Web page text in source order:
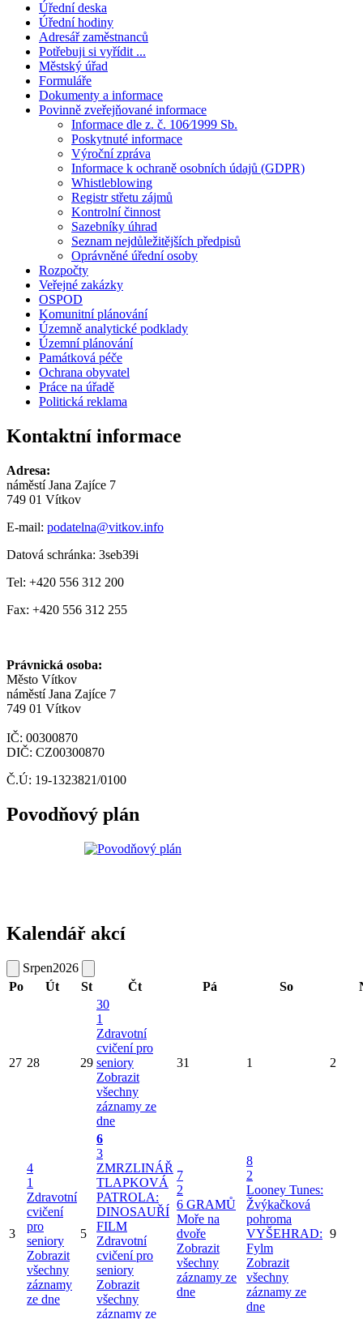
Úřední deska
Úřední hodiny
Adresář zaměstnanců
Potřebuji si vyřídit ...
Městský úřad
Formuláře
Dokumenty a informace
Povinně zveřejňované informace
Informace dle z. č. 106⁄1999 Sb.
Poskytnuté informace
Výroční zpráva
Informace k ochraně osobních údajů (GDPR)
Whistleblowing
Registr střetu zájmů
Kontrolní činnost
Sazebníky úhrad
Seznam nejdůležitějších předpisů
Oprávněné úřední osoby
Rozpočty
Veřejné zakázky
OSPOD
Komunitní plánování
Územně analytické podklady
Územní plánování
Památková péče
Ochrana obyvatel
Práce na úřadě
Politická reklama
Kontaktní informace
Adresa:
náměstí Jana Zajíce 7
749 01 Vítkov
E-mail: podatelna@vitkov.info
Datová schránka: 3seb39i
Tel: +420 556 312 200
Fax: +420 556 312 255
Právnická osoba:
Město Vítkov
náměstí Jana Zajíce 7
749 01 Vítkov
IČ: 00300870
DIČ: CZ00300870
Č.Ú: 19-1323821/0100
Povodňový plán
Kalendář akcí
Srpen2026
Po
Út St Čt Pá So
27 28 29
30
1
Zdravotní
cvičení pro
seniory
Zobrazit
všechny
záznamy ze
dne
31 1 2
3
4
1
Zdravotní
cvičení
pro
seniory
Zobrazit
všechny
záznamy
ze dne
5
6
3
ZMRZLINÁŘ
TLAPKOVÁ
PATROLA:
DINOSAUŘÍ
FILM
Zdravotní
cvičení pro
seniory
Zobrazit
všechny
záznamy ze
7
2
6 GRAMŮ
Moře na
dvoře
Zobrazit
všechny
záznamy ze
dne
8
2
Looney Tunes:
Žvýkačková
pohroma
VYŠEHRAD:
Fylm
Zobrazit
všechny
záznamy ze
dne
9